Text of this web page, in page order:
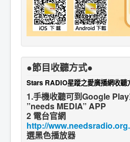
●節目收聽方式●
Stars RADIO星蹤之愛廣播網收聽
1.手機收聽可到Google
”needs MEDIA” APP
2 電台官網
http://
選黑色播放器